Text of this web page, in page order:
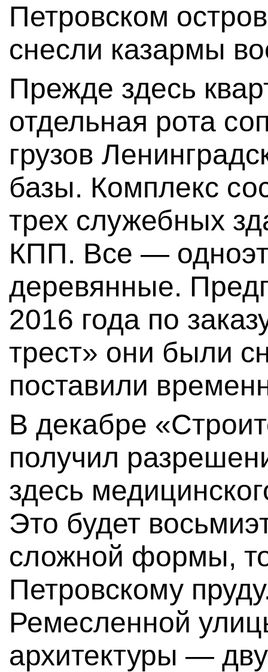
Петровском
снесли казармы
Прежде здесь
отдельная рота
грузов
базы. Комплекс
трех служебных
КПП. Все —
деревянные.
2016 года по
трест» они были
поставили
В декабре
получил
здесь
Это будет
сложной формы,
Петровскому
Ремесленной
архитектуры —